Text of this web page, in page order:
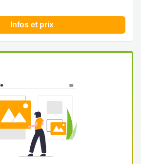
Infos et prix